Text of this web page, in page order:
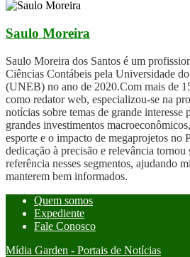
Saulo Moreira
Saulo Moreira dos Santos é um
Ciências Contábeis pela Universidade
(UNEB) no ano de 2020.Com mais de
como redator web, especializou-se na
notícias sobre temas de grande
grandes investimentos
esporte e o impacto de megaprojetos no
dedicação à precisão e relevância tornou
referência nesses segmentos, ajudando
manterem bem informados.
Quem somos
Expediente
Fale Conosco
Mídia Garden - Portais de Notícias